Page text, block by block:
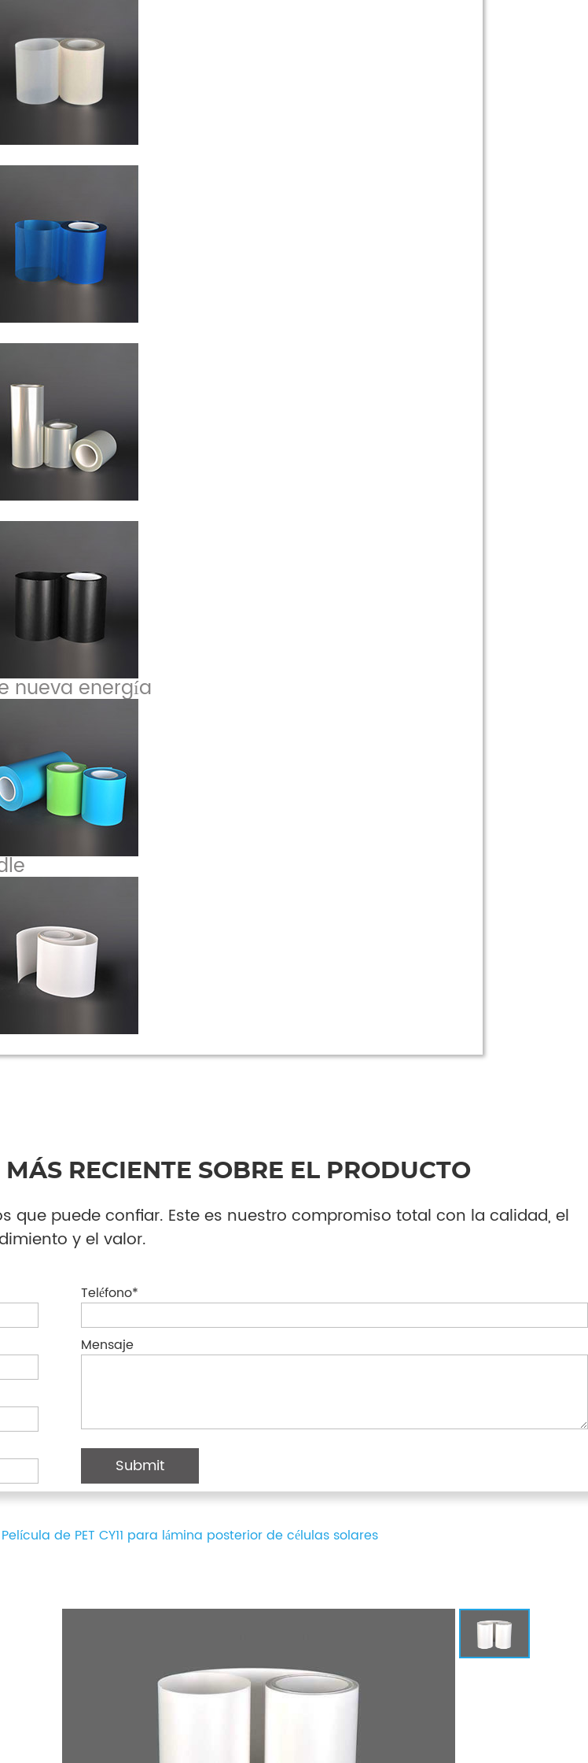
nueva energía
RECIENTE SOBRE EL PRODUCTO
que puede confiar. Este es nuestro compromiso total con la calidad, el
y el valor.
Teléfono*
Mensaje
Película de PET CY11 para lámina posterior de células solares